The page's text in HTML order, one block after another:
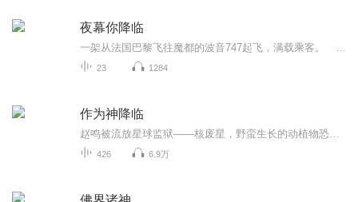
夜幕你降临
23 1284
作为神降临
426 6.9万